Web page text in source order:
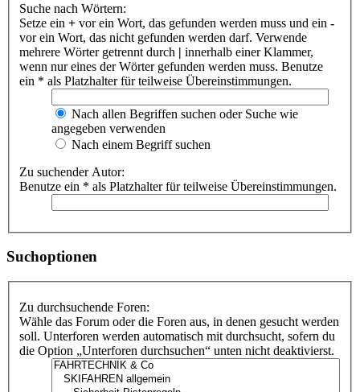
Suche nach Wörtern:
Setze ein + vor ein Wort, das gefunden werden muss und ein -
vor ein Wort, das nicht gefunden werden darf. Verwende
mehrere Wörter getrennt durch | innerhalb einer Klammer,
wenn nur eines der Wörter gefunden werden muss. Benutze
ein * als Platzhalter für teilweise Übereinstimmungen.
Nach allen Begriffen suchen oder Suche wie
angegeben verwenden
Nach einem Begriff suchen
Zu suchender Autor:
Benutze ein * als Platzhalter für teilweise Übereinstimmungen.
Suchoptionen
Zu durchsuchende Foren:
Wähle das Forum oder die Foren aus, in denen gesucht werden
soll. Unterforen werden automatisch mit durchsucht, sofern du
die Option „Unterforen durchsuchen“ unten nicht deaktivierst.